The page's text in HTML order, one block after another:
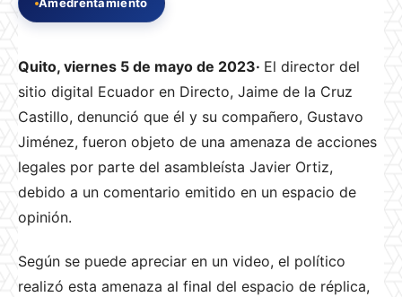
Quito, viernes 5 de mayo de 2023· El director del
sitio digital Ecuador en Directo, Jaime de la Cruz
Castillo, denunció que él y su compañero, Gustavo
Jiménez, fueron objeto de una amenaza de acciones
legales por parte del asambleísta Javier Ortiz,
debido a un comentario emitido en un espacio de
opinión.
Según se puede apreciar en un video, el político
realizó esta amenaza al final del espacio de réplica,